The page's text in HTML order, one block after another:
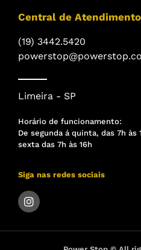
Central de Atendimento
(19) 3442.5420
Limeira - SP
Horário de funcionamento:
De segunda á quinta, das 7h às
sexta das 7h às 16h
Siga nas redes sociais